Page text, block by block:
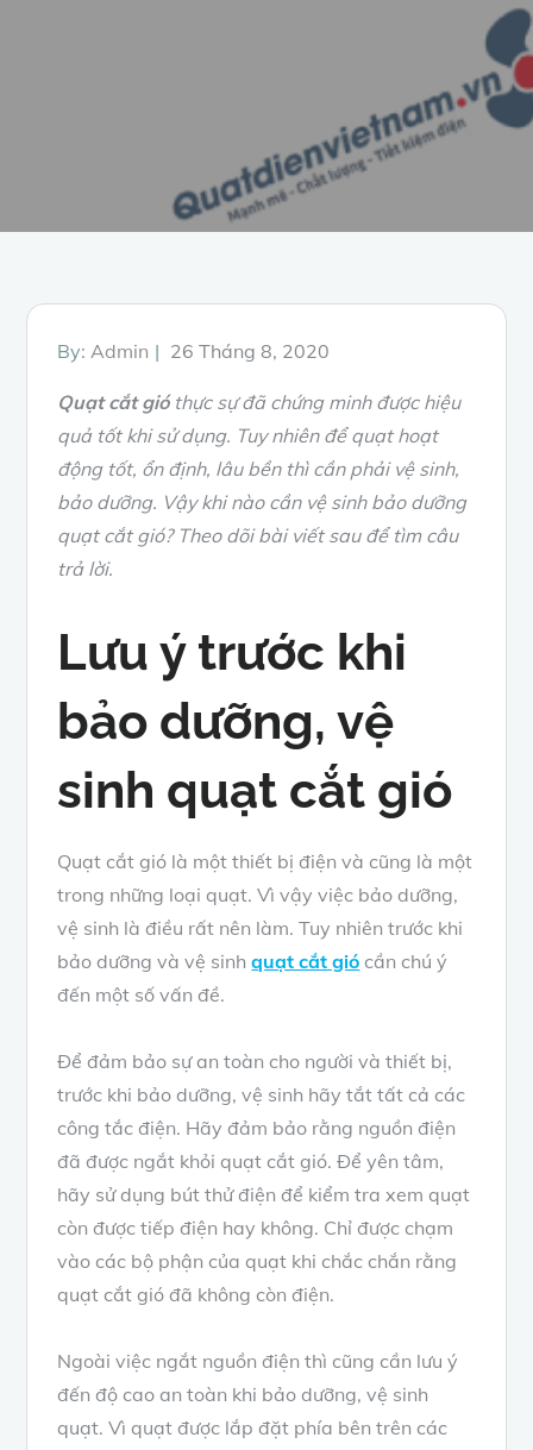
By: Admin
Posted
26 Tháng 8, 2020
Quạt cắt gió thực sự đã chứng minh được hiệu
quả tốt khi sử dụng. Tuy nhiên để quạt hoạt
động tốt, ổn định, lâu bền thì cần phải vệ sinh,
bảo dưỡng. Vậy khi nào cần vệ sinh bảo dưỡng
quạt cắt gió? Theo dõi bài viết sau để tìm câu
trả lời.
Lưu ý trước khi
bảo dưỡng, vệ
sinh quạt cắt gió
Quạt cắt gió là một thiết bị điện và cũng là một
trong những loại quạt. Vì vậy việc bảo dưỡng,
vệ sinh là điều rất nên làm. Tuy nhiên trước khi
bảo dưỡng và vệ sinhquạt cắt gió cần chú ý
đến một số vấn đề.
Để đảm bảo sự an toàn cho người và thiết bị,
trước khi bảo dưỡng, vệ sinh hãy tắt tất cả các
công tắc điện. Hãy đảm bảo rằng nguồn điện
đã được ngắt khỏi quạt cắt gió. Để yên tâm,
hãy sử dụng bút thử điện để kiểm tra xem quạt
còn được tiếp điện hay không. Chỉ được chạm
vào các bộ phận của quạt khi chắc chắn rằng
quạt cắt gió đã không còn điện.
Ngoài việc ngắt nguồn điện thì cũng cần lưu ý
đến độ cao an toàn khi bảo dưỡng, vệ sinh
quạt. Vì quạt được lắp đặt phía bên trên các